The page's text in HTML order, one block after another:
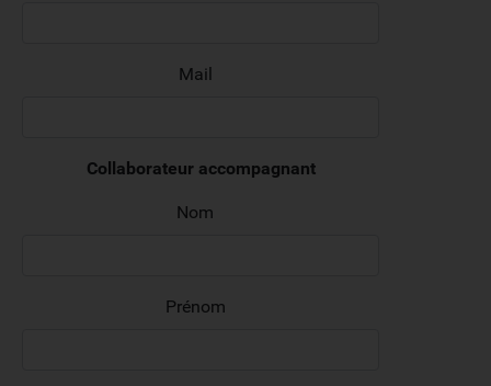
Mail
Collaborateur accompagnant
Nom
Prénom